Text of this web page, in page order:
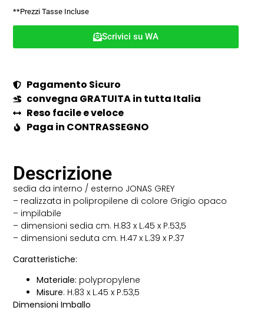
**Prezzi Tasse Incluse
Scrivici su WA
Pagamento Sicuro
convegna GRATUITA in tutta Italia
Reso facile e veloce
Paga in CONTRASSEGNO
Descrizione
sedia da interno / esterno JONAS GREY
– realizzata in polipropilene di colore Grigio opaco
– impilabile
– dimensioni sedia cm. H.83 x L.45 x P.53,5
– dimensioni seduta cm. H.47 x L.39 x P.37
Caratteristiche:
Materiale: polypropylene
Misure: H.83 x L.45 x P.53,5
Dimensioni Imballo